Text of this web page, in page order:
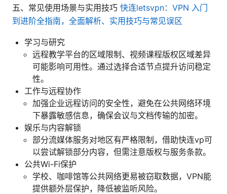
五、常见使用场景与实用技巧 快连letsvpn：VPN 入门
到进阶全指南，全面解析、实用技巧与常见误区
学习与研究
远程教学平台的区域限制、视频课程版权区域差异
可能影响可用性。通过选择合适节点提升访问稳定
性。
工作与远程协作
加强企业远程访问的安全性，避免在公共网络环境
下暴露敏感信息，确保会议与文档传输的加密。
娱乐与内容解锁
部分流媒体服务对地区有严格限制，借助快连vp可
以尝试解锁部分内容，但需注意版权与服务条款。
公共Wi-Fi保护
学校、咖啡馆等公共网络更易被窃取数据，VPN能
提供额外层保护，降低被监听风险。